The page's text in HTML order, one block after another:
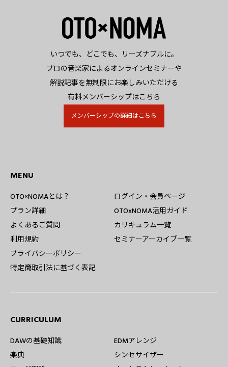
いつでも、どこでも、リーズナブルに。
プロの音楽家によるオンラインセミナーや
解説記事を無制限にお楽しみいただける
有料メンバーシップはこちら
メンバーシップの詳細はこちら
MENU
OTO×NOMAとは？
プラン詳細
よくあるご質問
利用規約
プライバシーポリシー
特定商取引法に基づく表記
ログイン・会員ページ
OTOxNOMA活用ガイド
カリキュラム一覧
セミナーアーカイブ一覧
CURRICULUM
DAWの基礎知識
楽典
EDMアレンジ
シンセサイザー